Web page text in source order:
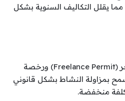
يقلل التكاليف السنوية بشكل
توفر الدولة رخص العمل الحر (Freelance Permit) ورخصة
بمزاولة النشاط بشكل قانوني
منخفضة.